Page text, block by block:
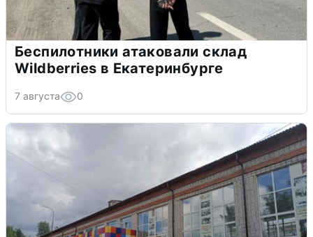
Беспилотники атаковали склад
Wildberries в Екатеринбурге
7 августа 0